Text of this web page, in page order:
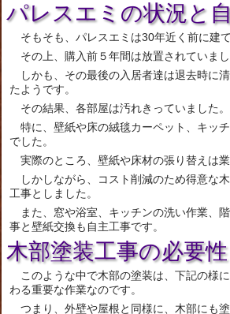
パレスエミの状況と
そもそも、パレスエミは30年近く前に建
その上、購入前５年間は放置されていまし
しかも、その最後の入居者達は退去時に
たようです。
その結果、各部屋は汚れきっていました。
特に、壁紙や床の絨毯カーペット、キッ
でした。
実際のところ、壁紙や床材の張り替えは業
しかしながら、コスト削減のため得意な
工事としました。
また、窓や浴室、キッチンの洗い作業、
事と壁紙交換も自主工事です。
木部塗装工事の必要性
このような中で木部の塗装は、下記の様
わる重要な作業なのです。
つまり、外壁や屋根と同様に、木部にも塗